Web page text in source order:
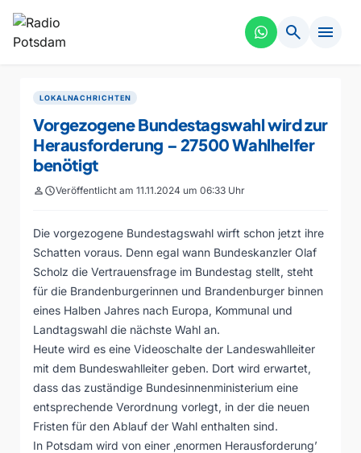
search menu
LOKALNACHRICHTEN
Vorgezogene Bundestagswahl wird zur
Herausforderung – 27500 Wahlhelfer
benötigt
personscheduleVeröffentlicht am 11.11.2024 um 06:33 Uhr
Die vorgezogene Bundestagswahl wirft schon jetzt ihre
Schatten voraus. Denn egal wann Bundeskanzler Olaf
Scholz die Vertrauensfrage im Bundestag stellt, steht
für die Brandenburgerinnen und Brandenburger binnen
eines Halben Jahres nach Europa, Kommunal und
Landtagswahl die nächste Wahl an.
Heute wird es eine Videoschalte der Landeswahlleiter
mit dem Bundeswahlleiter geben. Dort wird erwartet,
dass das zuständige Bundesinnenministerium eine
entsprechende Verordnung vorlegt, in der die neuen
Fristen für den Ablauf der Wahl enthalten sind.
In Potsdam wird von einer ‚enormen Herausforderung’